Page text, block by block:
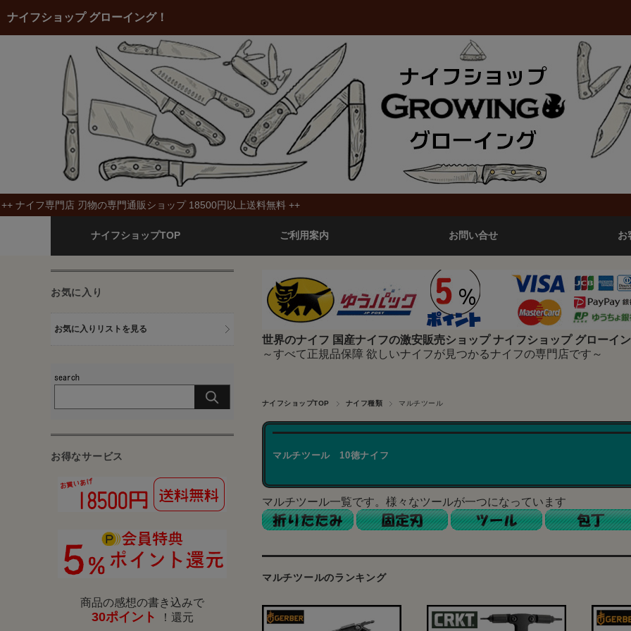
ナイフショップ グローイング！
++ ナイフ専門店 刃物の専門通販ショップ 18500円以上送料無料 ++
ナイフショップTOP ご利用案内 お問い合せ お
世界のナイフ 国産ナイフの激安販売ショップ ナイフショップ グローイ
～すべて正規品保障 欲しいナイフが見つかるナイフの専門店です～
ナイフショップTOP ナイフ種類 マルチツール
マルチツール 10徳ナイフ
マルチツール一覧です。様々なツールが一つになっています
マルチツールのランキング
お気に入り
お気に入りリストを見る
お得なサービス
商品の感想の書き込みで
30ポイント ！還元